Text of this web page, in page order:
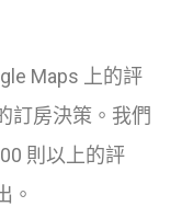
Maps 上的評
訂房決策。我們
則以上的評
。